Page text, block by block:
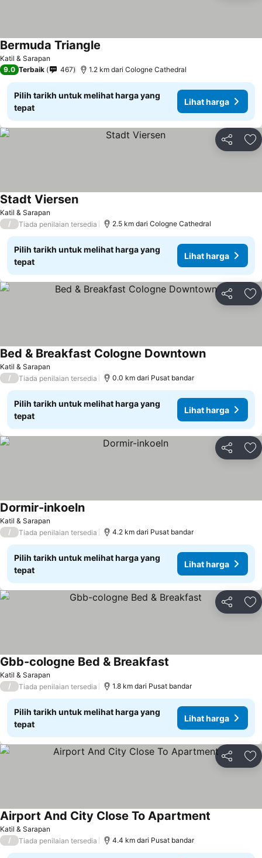
Katil & Sarapan
Bermuda Triangle
9.0 Terbaik 467 1.2 km dari Cologne Cathedral
Pilih tarikh untuk melihat harga yang
tepat
Lihat harga
Kongsi
Katil & Sarapan
Stadt Viersen
/ Tiada penilaian tersedia 2.5 km dari Cologne Cathedral
Pilih tarikh untuk melihat harga yang
tepat
Lihat harga
Kongsi
Katil & Sarapan
Bed & Breakfast Cologne Downtown
/ Tiada penilaian tersedia 0.0 km dari Pusat bandar
Pilih tarikh untuk melihat harga yang
tepat
Lihat harga
Kongsi
Katil & Sarapan
Dormir-inkoeln
/ Tiada penilaian tersedia 4.2 km dari Pusat bandar
Pilih tarikh untuk melihat harga yang
tepat
Lihat harga
Kongsi
Katil & Sarapan
Gbb-cologne Bed & Breakfast
/ Tiada penilaian tersedia 1.8 km dari Pusat bandar
Pilih tarikh untuk melihat harga yang
tepat
Lihat harga
Kongsi
Katil & Sarapan
Airport And City Close To Apartment
/ Tiada penilaian tersedia 4.4 km dari Pusat bandar